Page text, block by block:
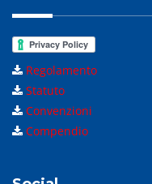
Regolamento
Statuto
Convenzioni
Compendio